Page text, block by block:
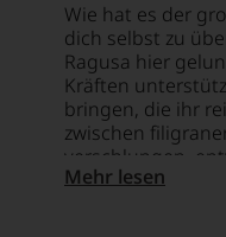
Wie hat es der
dich selbst zu
Ragusa hier
Kräften
bringen, die ihr
zwischen
verschlungen,
der anderen
Mehr lesen